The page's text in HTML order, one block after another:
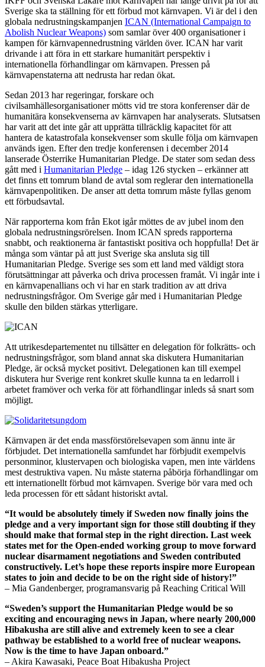
Sverige ska ta ställning för ett förbud mot kärnvapen. Vi är del i den
globala nedrustningskampanjen ICAN (International Campaign to
Abolish Nuclear Weapons) som samlar över 400 organisationer i
kampen för kärnvapennedrustning världen över. ICAN har varit
drivande i att föra in ett starkare humanitärt perspektiv i
internationella förhandlingar om kärnvapen. Pressen på
kärnvapenstaterna att nedrusta har redan ökat.
Sedan 2013 har regeringar, forskare och
civilsamhällesorganisationer mötts vid tre stora konferenser där de
humanitära konsekvenserna av kärnvapen har analyserats. Slutsatsen
har varit att det inte går att upprätta tillräcklig kapacitet för att
hantera de katastrofala konsekvenser som skulle följa om kärnvapen
används igen. Efter den tredje konferensen i december 2014
lanserade Österrike Humanitarian Pledge. De stater som sedan dess
gått med i Humanitarian Pledge – idag 126 stycken – erkänner att
det finns ett tomrum bland de avtal som reglerar den internationella
kärnvapenpolitiken. De anser att detta tomrum måste fyllas genom
ett förbudsavtal.
När rapporterna kom från Ekot igår möttes de av jubel inom den
globala nedrustningsrörelsen. Inom ICAN spreds rapporterna
snabbt, och reaktionerna är fantastiskt positiva och hoppfulla! Det är
många som väntar på att just Sverige ska ansluta sig till
Humanitarian Pledge. Sverige ses som ett land med väldigt stora
förutsättningar att påverka och driva processen framåt. Vi ingår inte i
en kärnvapenallians och vi har en stark tradition av att driva
nedrustningsfrågor. Om Sverige går med i Humanitarian Pledge
skulle den bilden stärkas ytterligare.
Att utrikesdepartementet nu tillsätter en delegation för folkrätts- och
nedrustningsfrågor, som bland annat ska diskutera Humanitarian
Pledge, är också mycket positivt. Delegationen kan till exempel
diskutera hur Sverige rent konkret skulle kunna ta en ledarroll i
arbetet framöver och verka för att förhandlingar inleds så snart som
möjligt.
Kärnvapen är det enda massförstörelsevapen som ännu inte är
förbjudet. Det internationella samfundet har förbjudit exempelvis
personminor, klustervapen och biologiska vapen, men inte världens
mest destruktiva vapen. Nu måste staterna påbörja förhandlingar om
ett internationellt förbud mot kärnvapen. Sverige bör vara med och
leda processen för ett sådant historiskt avtal.
“It would be absolutely timely if Sweden now finally joins the
pledge and a very important sign for those still doubting if they
should make that formal step in the right direction. Last week
states met for the Open-ended working group to move forward
nuclear disarmament negotiations and Sweden contributed
constructively. Let’s hope these reports inspire more European
states to join and decide to be on the right side of history!”
– Mia Gandenberger, programansvarig på Reaching Critical Will
“Sweden’s support the Humanitarian Pledge would be so
exciting and encouraging news in Japan, where nearly 200,000
Hibakusha are still alive and extremely keen to see a clear
pathway be established to a world free of nuclear weapons.
Now is the time to have Japan onboard.”
– Akira Kawasaki, Peace Boat Hibakusha Project